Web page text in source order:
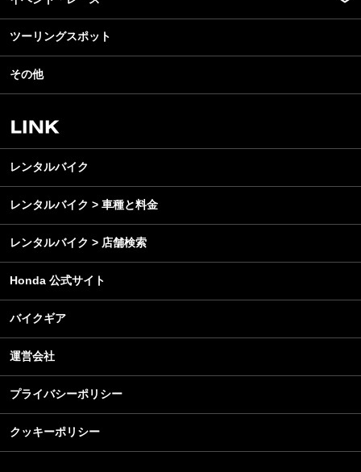
カスタマイズパーツ
テクノロジー
名車・旧車
ビジネス
アプリ
ライディングギア
ツーリング
アウトドア
レンタルバイク
モータースポーツ
イベント
スクール・レッスン
ツーリングスポット
その他
レンタルバイク
レンタルバイク > 車種と料金
レンタルバイク > 店舗検索
Honda 公式サイト
バイクギア
運営会社
プライバシーポリシー
クッキーポリシー